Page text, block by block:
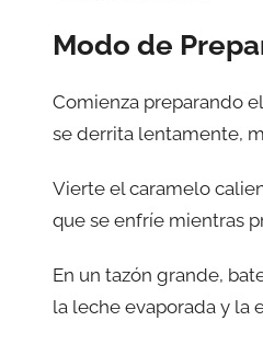
Modo de
Comienza preparando
se derrita lentamente,
Vierte el caramelo
que se enfríe mientras
En un tazón grande,
la leche evaporada y la